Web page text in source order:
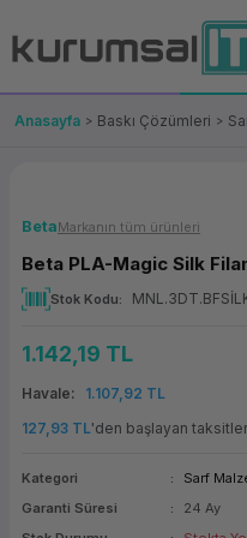
Geri
Geri
(Firewall)
Geri
Makinesi
Geri
Çözümleri
Geri
Geri
Yedekleme
Geri
Ürünler
Anasayfa Baskı Çözümleri
BetaMarkanın tüm ürünleri
Beta PLA-Magic Silk
Stok Kodu
1.142,19 TL
Havale
1.107,92 TL
127,93 TL'den başlayan
Kategori
Sarf
Garanti Süresi
24 Ay